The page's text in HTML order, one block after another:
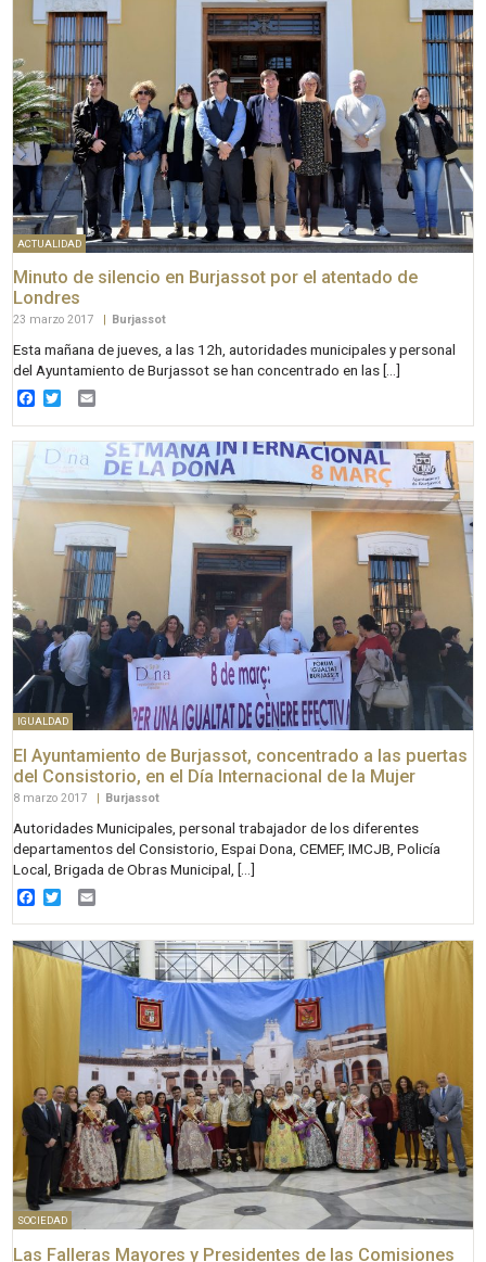
ACTUALIDAD
Minuto de silencio en Burjassot por el atentado de
Londres
23 marzo 2017 Burjassot
Esta mañana de jueves, a las 12h, autoridades municipales y personal
del Ayuntamiento de Burjassot se han concentrado en las […]
Facebook
Twitter
IGUALDAD
El Ayuntamiento de Burjassot, concentrado a las puertas
del Consistorio, en el Día Internacional de la Mujer
8 marzo 2017 Burjassot
Autoridades Municipales, personal trabajador de los diferentes
departamentos del Consistorio, Espai Dona, CEMEF, IMCJB, Policía
Local, Brigada de Obras Municipal, […]
Facebook
Twitter
SOCIEDAD
Las Falleras Mayores y Presidentes de las Comisiones